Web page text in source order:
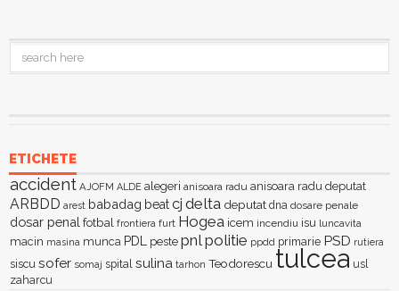
ETICHETE
accident AJOFM ALDE alegeri anisoara radu anisoara radu deputat
ARBDD arest babadag beatcj delta deputat dna dosare penale
dosar penal fotbal frontiera furt Hogea icem incendiu isu luncavita
macin masina munca PDL peste pnlpolitie ppdd primarie PSD rutiera
siscu sofer somaj spital sulina tarhon Teodorescu tulcea usl
zaharcu